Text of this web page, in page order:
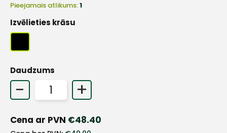
Pieejamais atlikums:1
Izvēlieties krāsu
Daudzums
- +
Cena ar PVN €48.40